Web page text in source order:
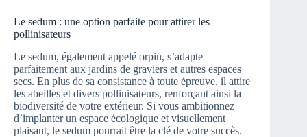
Le sedum : une option parfaite pour attirer les
pollinisateurs
Le sedum, également appelé orpin, s’adapte
parfaitement aux jardins de graviers et autres espaces
secs. En plus de sa consistance à toute épreuve, il attire
les abeilles et divers pollinisateurs, renforçant ainsi la
biodiversité de votre extérieur. Si vous ambitionnez
d’implanter un espace écologique et visuellement
plaisant, le sedum pourrait être la clé de votre succès.